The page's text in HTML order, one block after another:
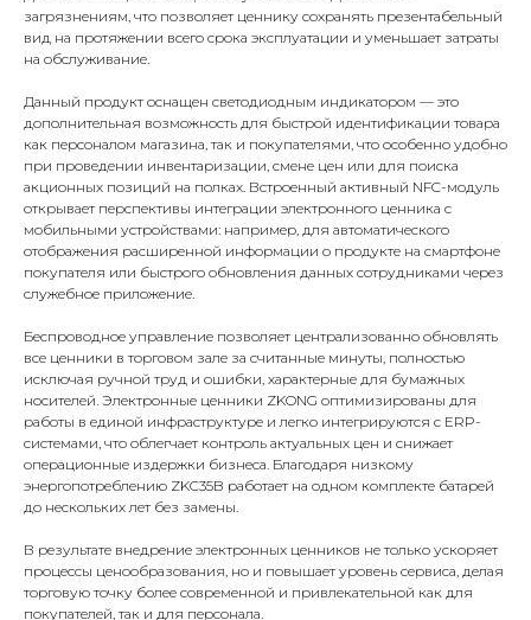
загрязнениям, что позволяет ценнику сохранять презентабельный
вид на протяжении всего срока эксплуатации и уменьшает затраты
на обслуживание.
Данный продукт оснащен светодиодным индикатором — это
дополнительная возможность для быстрой идентификации товара
как персоналом магазина, так и покупателями, что особенно удобно
при проведении инвентаризации, смене цен или для поиска
акционных позиций на полках. Встроенный активный NFC-модуль
открывает перспективы интеграции электронного ценника с
мобильными устройствами: например, для автоматического
отображения расширенной информации о продукте на смартфоне
покупателя или быстрого обновления данных сотрудниками через
служебное приложение.
Беспроводное управление позволяет централизованно обновлять
все ценники в торговом зале за считанные минуты, полностью
исключая ручной труд и ошибки, характерные для бумажных
носителей. Электронные ценники ZKONG оптимизированы для
работы в единой инфраструктуре и легко интегрируются с ERP-
системами, что облегчает контроль актуальных цен и снижает
операционные издержки бизнеса. Благодаря низкому
энергопотреблению ZKC35B работает на одном комплекте батарей
до нескольких лет без замены.
В результате внедрение электронных ценников не только ускоряет
процессы ценообразования, но и повышает уровень сервиса, делая
торговую точку более современной и привлекательной как для
покупателей, так и для персонала.